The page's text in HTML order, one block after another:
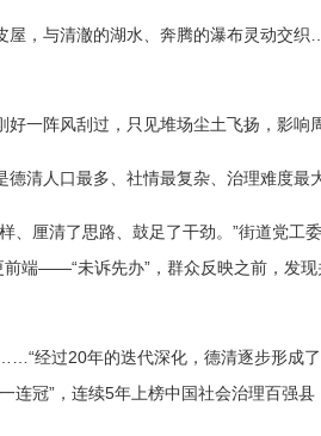
屋，与清澈的湖水、奔腾的瀑布灵动交
一阵风刮过，只见堆场尘土飞扬，影
清人口最多、社情最复杂、治理难度最
、厘清了思路、鼓足了干劲。”街道党
端——“未诉先办”，群众反映之前，发
经过20年的迭代深化，德清逐步形成
连冠”，连续5年上榜中国社会治理百强县